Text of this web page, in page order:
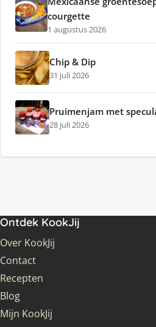
courgette
1 augustus 2026
Chip & Dip
31 juli 2026
Pruimenjam met
28 juli 2026
Ontdek KookJij
Over KookJij
Contact
Recepten
Blog
Mijn KookJij